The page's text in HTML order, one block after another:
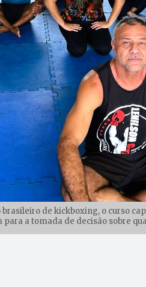
de kickboxing, o curso
a tomada de decisão sobre